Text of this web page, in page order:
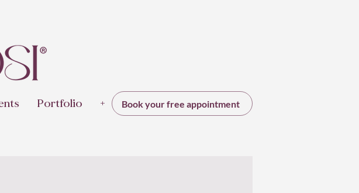
Portfolio + Book your free appointment